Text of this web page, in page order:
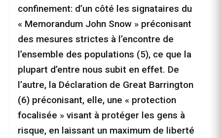
confinement: d’un côté les signataires du
« Memorandum John Snow » préconisant
des mesures strictes à l’encontre de
l’ensemble des populations (5), ce que la
plupart d’entre nous subit en effet. De
l’autre, la Déclaration de Great Barrington
(6) préconisant, elle, une « protection
focalisée » visant à protéger les gens à
risque, en laissant un maximum de liberté